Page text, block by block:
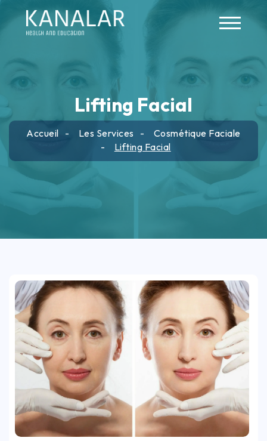
Lifting Facial
Accueil Les Services
Cosmétique Faciale
Lifting Facial